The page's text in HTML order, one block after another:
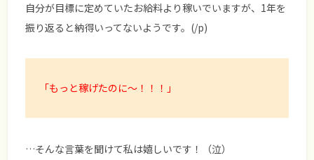
自分が目標に定めていたお給料より稼いでいますが、1年を
振り返ると納得いってないようです。(/p)
「もっと稼げたのに～！！！」
…そんな言葉を聞けて私は嬉しいです！（泣）